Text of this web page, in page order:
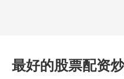
最好的股票配资